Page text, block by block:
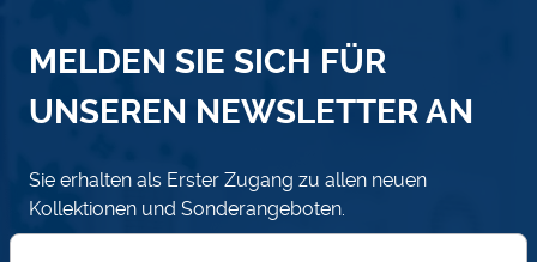
MELDEN SIE SICH FÜR
UNSEREN NEWSLETTER AN
Sie erhalten als Erster Zugang zu allen neuen
Kollektionen und Sonderangeboten.